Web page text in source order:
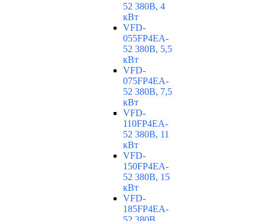
52 380В, 4
кВт
VFD-
055FP4EA-
52 380В, 5,5
кВт
VFD-
075FP4EA-
52 380В, 7,5
кВт
VFD-
110FP4EA-
52 380В, 11
кВт
VFD-
150FP4EA-
52 380В, 15
кВт
VFD-
185FP4EA-